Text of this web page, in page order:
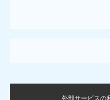
外部サービスの